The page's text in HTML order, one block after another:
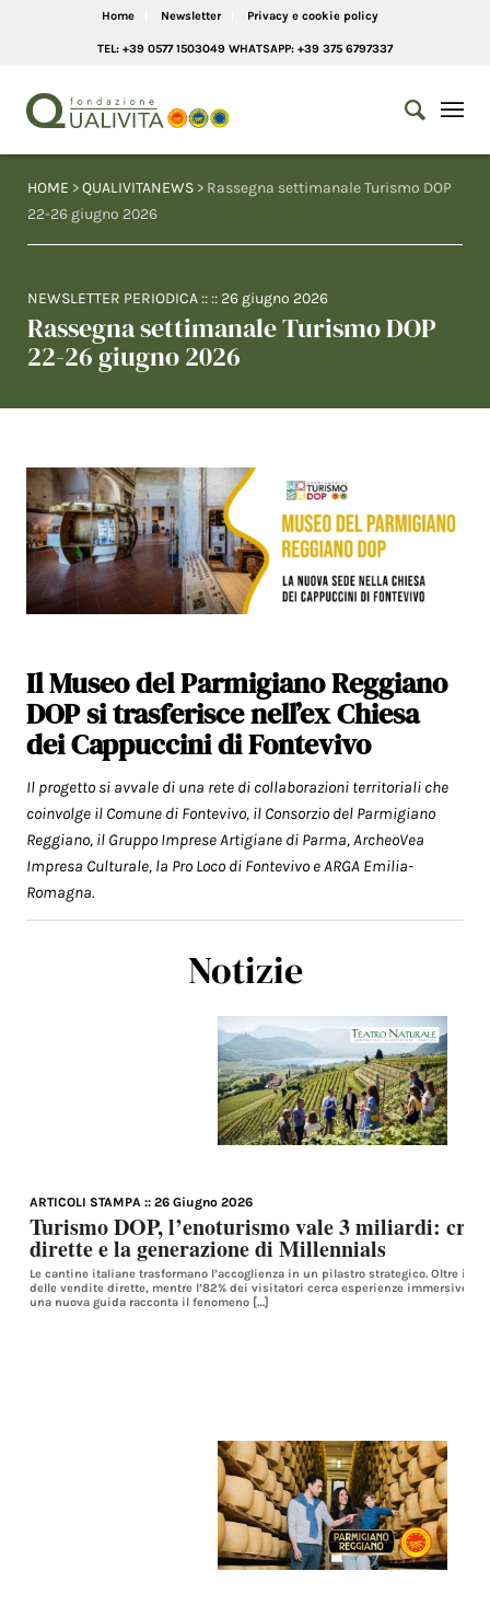
Home Newsletter Privacy e cookie policy
TEL: +39 0577 1503049 WHATSAPP: +39 375 6797337
HOME >QUALIVITANEWS > Rassegna settimanale Turismo DOP
22-26 giugno 2026
NEWSLETTER PERIODICA :: :: 26 giugno 2026
Rassegna settimanale Turismo DOP
22-26 giugno 2026
Il Museo del Parmigiano Reggiano
DOP si trasferisce nell’ex Chiesa
dei Cappuccini di Fontevivo
Il progetto si avvale di una rete di collaborazioni territoriali che
coinvolge il Comune di Fontevivo, il Consorzio del Parmigiano
Reggiano, il Gruppo Imprese Artigiane di Parma, ArcheoVea
Impresa Culturale, la Pro Loco di Fontevivo e ARGA Emilia-
Romagna.
Notizie
ARTICOLI STAMPA :: 26 Giugno 2026
Turismo DOP, l’enoturismo vale 3 miliardi:
dirette e la generazione di Millennials
Le cantine italiane trasformano l’accoglienza in un pilastro strategico. Oltre il
delle vendite dirette, mentre l’82% dei visitatori cerca esperienze immersive.
una nuova guida racconta il fenomeno […]